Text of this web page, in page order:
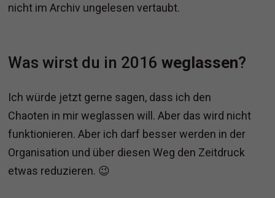
nicht im Archiv ungelesen vertaubt.
Was wirst du in 2016weglassen?
Ich würde jetzt gerne sagen, dass ich den
Chaoten in mir weglassen will. Aber das wird nicht
funktionieren. Aber ich darf besser werden in der
Organisation und über diesen Weg den Zeitdruck
etwas reduzieren. 😉